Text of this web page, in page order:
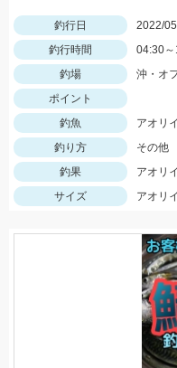
釣行日
2022/
釣行時間
04:30
釣場
沖・オ
ポイント
釣魚
アオリ
釣り方
その他
釣果
アオリ
サイズ
アオリ